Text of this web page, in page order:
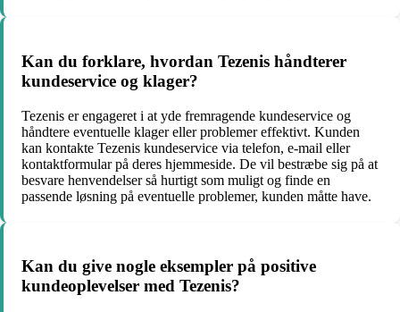
Kan du forklare, hvordan Tezenis håndterer
kundeservice og klager?
Tezenis er engageret i at yde fremragende kundeservice og
håndtere eventuelle klager eller problemer effektivt. Kunden
kan kontakte Tezenis kundeservice via telefon, e-mail eller
kontaktformular på deres hjemmeside. De vil bestræbe sig på at
besvare henvendelser så hurtigt som muligt og finde en
passende løsning på eventuelle problemer, kunden måtte have.
Kan du give nogle eksempler på positive
kundeoplevelser med Tezenis?